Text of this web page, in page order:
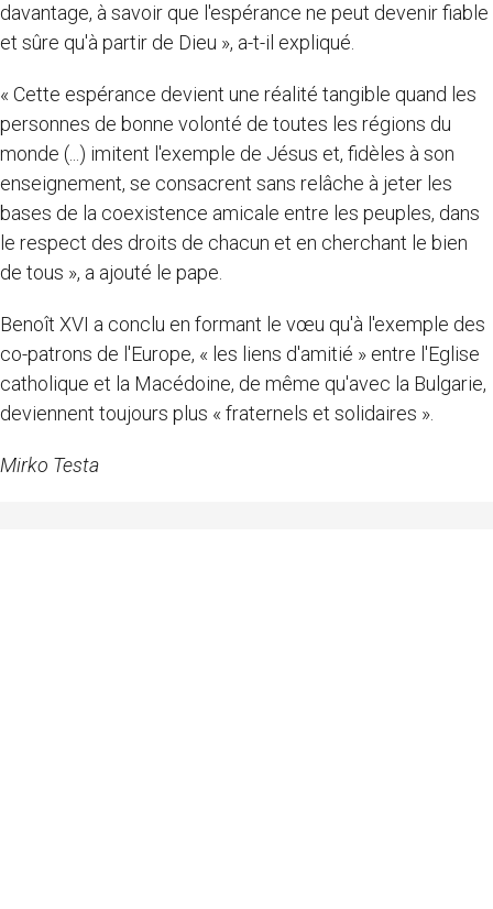
davantage, à savoir que l'espérance ne peut devenir fiable
et sûre qu'à partir de Dieu », a-t-il expliqué.
« Cette espérance devient une réalité tangible quand les
personnes de bonne volonté de toutes les régions du
monde (...) imitent l'exemple de Jésus et, fidèles à son
enseignement, se consacrent sans relâche à jeter les
bases de la coexistence amicale entre les peuples, dans
le respect des droits de chacun et en cherchant le bien
de tous », a ajouté le pape.
Benoît XVI a conclu en formant le vœu qu'à l'exemple des
co-patrons de l'Europe, « les liens d'amitié » entre l'Eglise
catholique et la Macédoine, de même qu'avec la Bulgarie,
deviennent toujours plus « fraternels et solidaires ».
Mirko Testa